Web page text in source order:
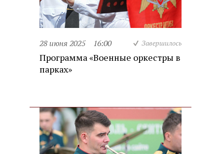
28 июня 2025 16:00 Завершилось
Программа «Военные оркестры в
парках»